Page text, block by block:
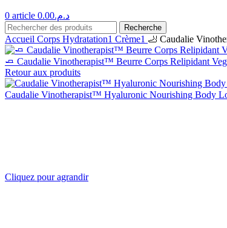
0 article د.م.0.00
Recherche
Accueil Corps Hydratation1 Crème1 🦶 Caudalie
🧈 Caudalie Vinotherapist™ Beurre Corps Relipidant
Retour aux produits
Caudalie Vinotherapist™ Hyaluronic Nourishing Body
Cliquez pour agrandir